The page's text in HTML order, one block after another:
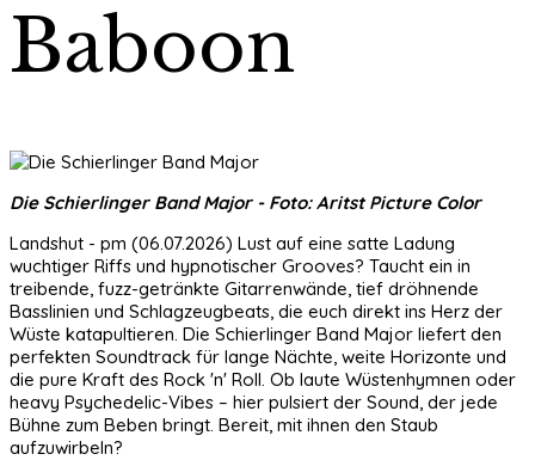
Baboon
Die Schierlinger Band Major - Foto: Aritst Picture Color
Landshut - pm (06.07.2026) Lust auf eine satte Ladung
wuchtiger Riffs und hypnotischer Grooves? Taucht ein in
treibende, fuzz-getränkte Gitarrenwände, tief dröhnende
Basslinien und Schlagzeugbeats, die euch direkt ins Herz der
Wüste katapultieren. Die Schierlinger Band Major liefert den
perfekten Soundtrack für lange Nächte, weite Horizonte und
die pure Kraft des Rock 'n' Roll. Ob laute Wüstenhymnen oder
heavy Psychedelic-Vibes – hier pulsiert der Sound, der jede
Bühne zum Beben bringt. Bereit, mit ihnen den Staub
aufzuwirbeln?